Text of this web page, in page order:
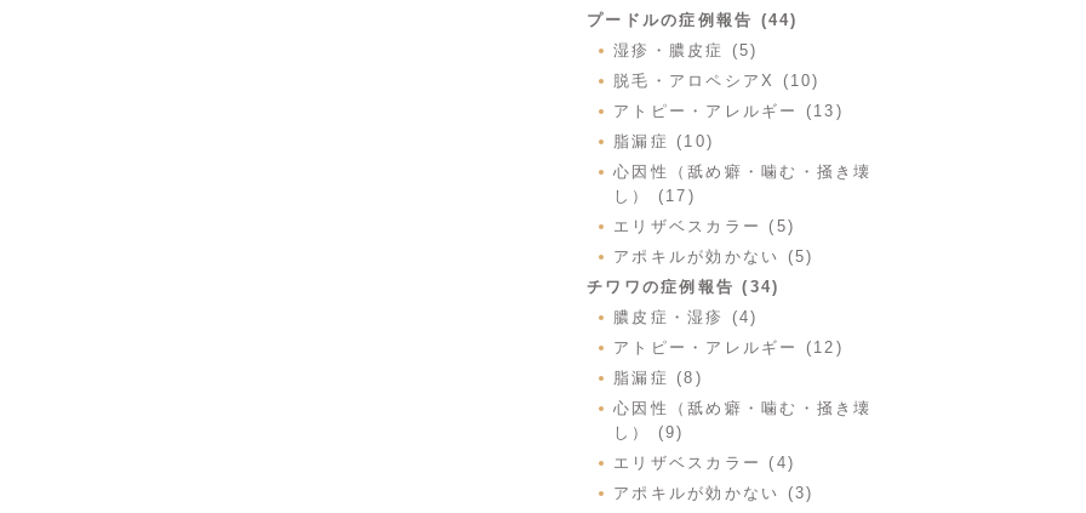
プードルの症例報告 (44)
湿疹・膿皮症 (5)
脱毛・アロペシアX (10)
アトピー・アレルギー (13)
脂漏症 (10)
心因性（舐め癖・噛む・掻き壊
し） (17)
エリザベスカラー (5)
アポキルが効かない (5)
チワワの症例報告 (34)
膿皮症・湿疹 (4)
アトピー・アレルギー (12)
脂漏症 (8)
心因性（舐め癖・噛む・掻き壊
し） (9)
エリザベスカラー (4)
アポキルが効かない (3)